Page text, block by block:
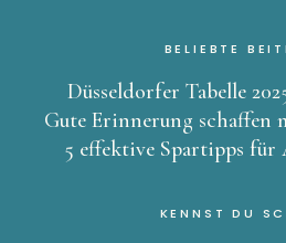
BELIEBTE
Düsseldorfer Tabelle
Gute Erinnerung schaffen
5 effektive Spartipps für
KENNST DU